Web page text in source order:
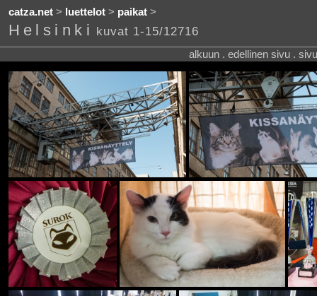
catza.net> luettelot> paikat>
Helsinki kuvat 1-15/12716
alkuun . edellinen sivu .